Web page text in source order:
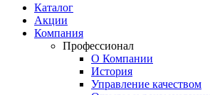
Каталог
Акции
Компания
Профессионал
О Компании
История
Управление качеством